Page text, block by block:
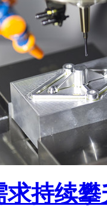
持续